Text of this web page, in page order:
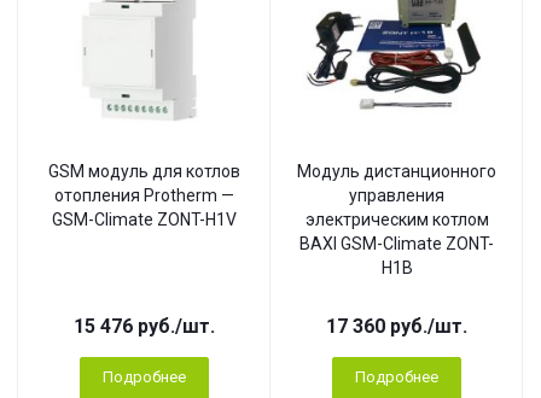
GSM модуль для котлов
отопления Protherm —
GSM-Climate ZONT-H1V
15 476 руб./шт.
Подробнее
Модуль дистанционного
управления
электрическим котлом
BAXI GSM-Climate ZONT-
H1B
17 360 руб./шт.
Подробнее